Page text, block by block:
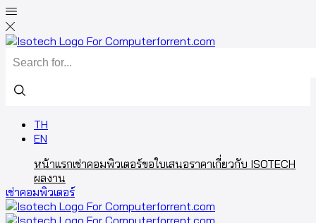
TH
EN
หน้าแรกเช่าคอมพิวเตอร์ขอใบเสนอราคาเกี่ยวกับ ISOTECH
ผลงาน
เช่าคอมพิวเตอร์